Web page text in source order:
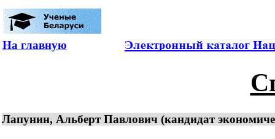
На главную
Лапунин, Альберт Павлович (кандидат